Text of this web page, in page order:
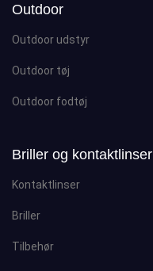
Outdoor
Outdoor udstyr
Outdoor tøj
Outdoor fodtøj
Briller og kontaktlinser
Kontaktlinser
Briller
Tilbehør